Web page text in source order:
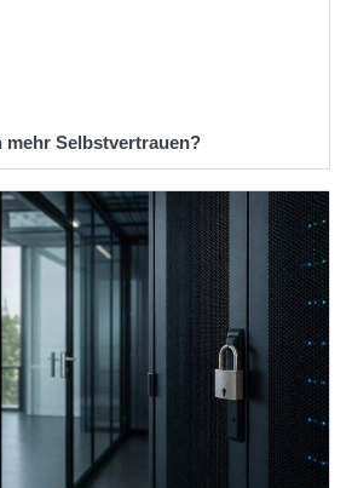
mehr Selbstvertrauen?